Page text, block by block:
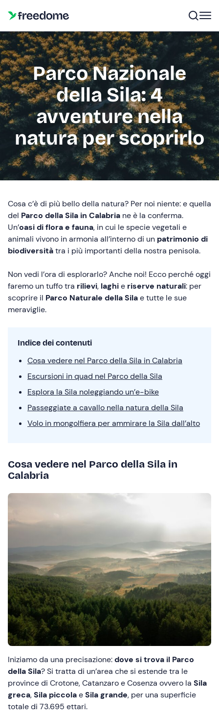
Parco Nazionale
della Sila: 4
avventure nella
natura per scoprirlo
Cosa c’è di più bello della natura? Per noi niente: e quella
del Parco della Sila in Calabria ne è la conferma.
Un’oasi di flora e fauna, in cui le specie vegetali e
animali vivono in armonia all’interno di un patrimonio di
biodiversitàtra i più importanti della nostra penisola.
Non vedi l’ora di esplorarlo? Anche noi! Ecco perché oggi
faremo un tuffo tra rilievi, laghie riserve naturali: per
scoprire il Parco Naturale della Silae tutte le sue
meraviglie.
Indice dei contenuti
Cosa vedere nel Parco della Sila in Calabria
Escursioni in quad nel Parco della Sila
Esplora la Sila noleggiando un’e-bike
Passeggiate a cavallo nella natura della Sila
Volo in mongolfiera per ammirare la Sila dall’alto
Cosa vedere nel Parco della Sila in
Calabria
Iniziamo da una precisazione:dove si trova il Parco
della Sila? Si tratta di un’area che si estende tra le
province di Crotone, Catanzaro e Cosenza ovvero la Sila
greca,Sila piccolaeSila grande, per una superficie
totale di 73.695 ettari.